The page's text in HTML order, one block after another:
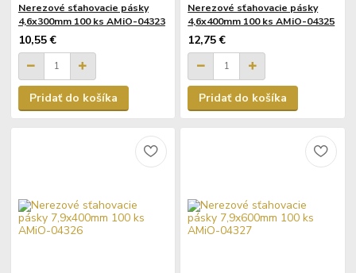
Nerezové sťahovacie pásky
4,6x300mm 100 ks AMiO-04323
10,55 €
Pridať do košíka
Nerezové sťahovacie pásky
4,6x400mm 100 ks AMiO-04325
12,75 €
Pridať do košíka